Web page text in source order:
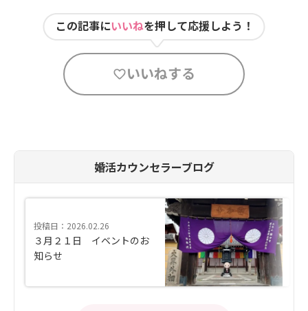
この記事にいいねを押して応援しよう！
いいねする
婚活カウンセラーブログ
投稿日：2026.02.26
３月２１日 イベントのお
知らせ